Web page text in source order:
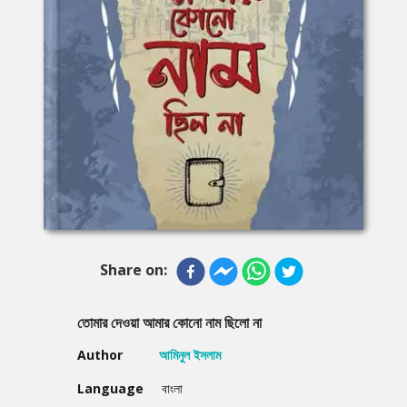
Share on:
তোমার দেওয়া আমার কোনো নাম ছিলো না
Author
আমিনুল ইসলাম
Language
বাংলা